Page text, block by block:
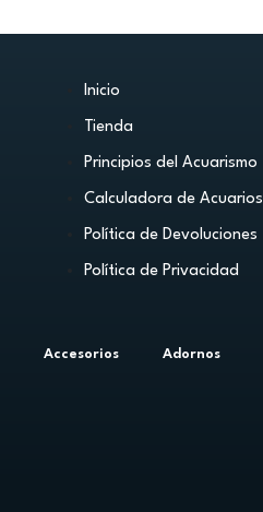
Inicio
Tienda
Principios del Acuarismo
Calculadora de Acuarios
Política de Devoluciones
Política de Privacidad
Accesorios Adornos